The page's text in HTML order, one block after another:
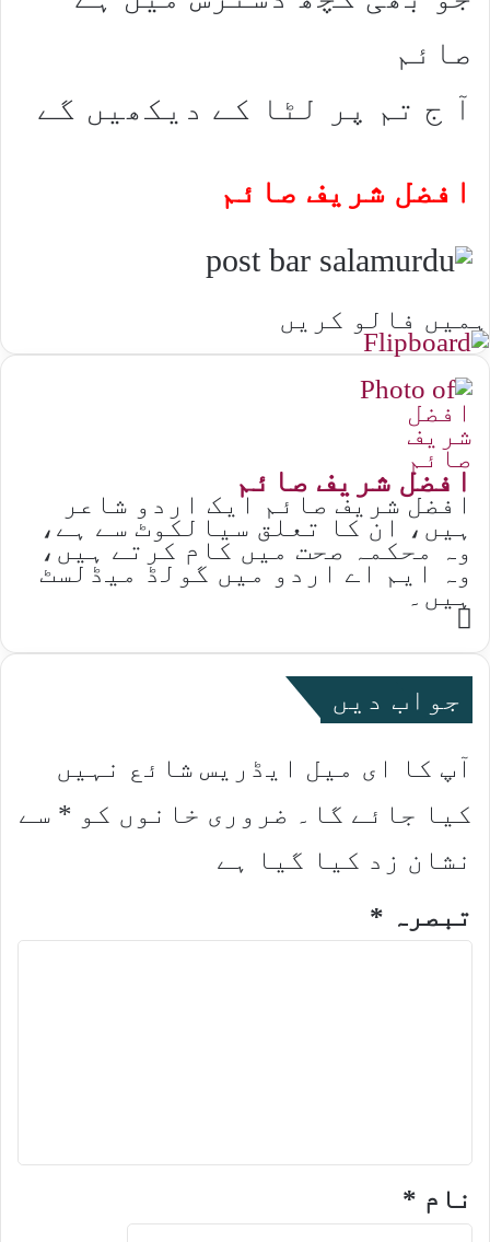
صائم
آ ج تم پر لٹا کے دیکھیں گے
افضل شریف صائم
ہمیں فالو کریں
افضل شریف صائم
افضل شریف صائم ایک اردو شاعر
ہیں، ان کا تعلق سیالکوٹ سے ہے،
وہ محکمہ صحت میں کام کرتے ہیں،
وہ ایم اے اردو میں گولڈ میڈلسٹ
ہیں۔
Website
جواب دیں
آپ کا ای میل ایڈریس شائع نہیں
کیا جائے گا۔
ضروری خانوں کو * سے
نشان زد کیا گیا ہے
تبصرہ *
نام *